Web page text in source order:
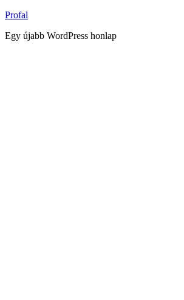
Tartalomhoz
Profal
Egy újabb WordPress honlap